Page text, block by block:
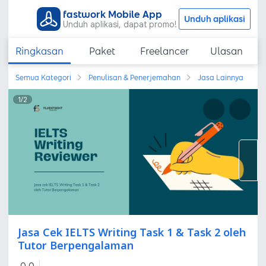
fastwork Mobile App
Unduh aplikasi, dapat promo! Unduh aplikasi
Ringkasan Paket Freelancer Ulasan
Semua Kategori Penulisan & Penerjemahan Jasa Lainnya
1/2
Jasa Cek IELTS Writing Task 1 & Task 2 oleh
Tutor Berpengalaman